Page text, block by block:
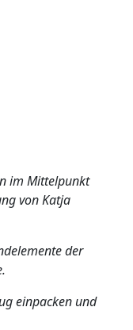
im Mittelpunkt
von Katja
der
einpacken und